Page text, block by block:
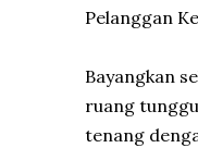
Pelanggan
Bayangkan
ruang
tenang